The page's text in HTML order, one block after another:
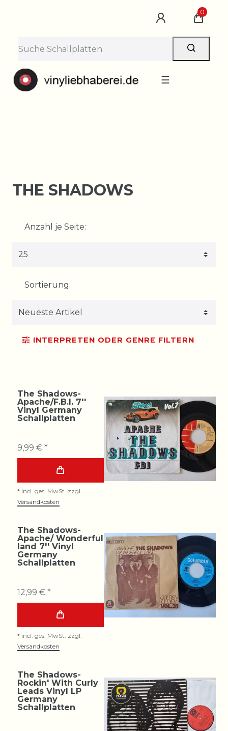
Lieferpause vom 10. bis 29.
Bestellungen nehmen wir gerne entgegen —
der Versand startet wieder ab Montag, 31.
0
☰
THE SHADOWS
Anzahl je Seite:
Sortierung:
INTERPRETEN ODER GENRE FILTERN
The Shadows-
Apache/F.B.I. 7''
Vinyl Germany
Schallplatten
9,99 € *
* incl. ges. MwSt. zzgl.
Versandkosten
The Shadows-
Apache/ Wonderful
land 7'' Vinyl
Germany
Schallplatten
12,99 € *
* incl. ges. MwSt. zzgl.
Versandkosten
The Shadows-
Rockin' With Curly
Leads Vinyl LP
Germany
Schallplatten